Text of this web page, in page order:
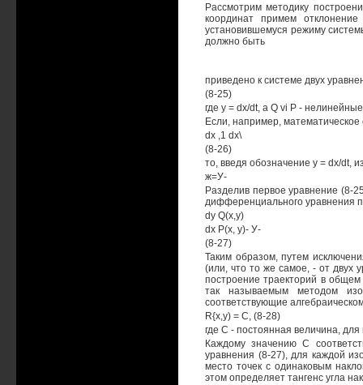
Рассмотрим методику
координат примем
установившемуся режиму
должно быть
приведено к системе двух
(8-25)
где у = dx/dt, а Q vi Р -
Если, например,
dx ,1 dx\
(8-26)
то, введя обозначение у = dx/dt,
ж=У-
Разделив первое уравнение (8-
дифференциального уравнения
dy Q(x,y)
dx Р(х, у)- У-
(8-27)
Таким образом, путем
(или, что то же самое, - от двух
построение траекторий в
так называемым методом
соответствующие
R{x,y) = C, (8-28)
где С - постоянная величина,
Каждому значению С
уравнения (8-27), для каждой
место точек с одинаковым
этом определяет тангенс угла